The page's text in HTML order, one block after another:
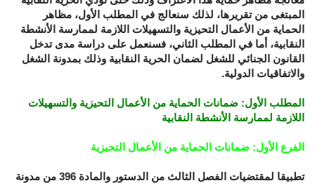
المبتغى من تقريرها، لذلك سنعالج في المطلب الأول، مظاهر
الحماية من الأعمال التحيزية والتسهيلات اللازمة لممارسة الأنشطة
النقابية، أما في المطلب الثاني، فسنعمل على دراسة مدى تدخل
القانون الجنائي للشغل لضمان الحرية النقابية وذلك بمدونة الشغل
والاتفاقيات الدولية.
المطلب الأول: ضمانات الحماية من الأعمال التحيزية والتسهيلات
اللازمة لممارسة الأنشطة النقابية
الفرع الأول: ضمانات الحماية من الأعمال التحيزية
تطبيقا لمقتضيات الفصل الثالث من الدستور والمادة 396 من مدونة